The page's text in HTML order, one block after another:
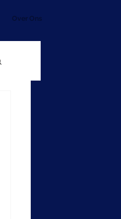
Over Ons